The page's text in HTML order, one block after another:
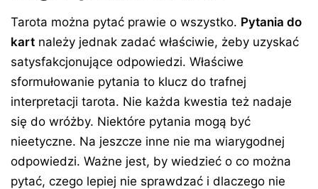
Tarota można pytać prawie o wszystko. Pytania do
kart należy jednak zadać właściwie, żeby uzyskać
satysfakcjonujące odpowiedzi. Właściwe
sformułowanie pytania to klucz do trafnej
interpretacji tarota. Nie każda kwestia też nadaje
się do wróżby. Niektóre pytania mogą być
nieetyczne. Na jeszcze inne nie ma wiarygodnej
odpowiedzi. Ważne jest, by wiedzieć o co można
pytać, czego lepiej nie sprawdzać i dlaczego nie